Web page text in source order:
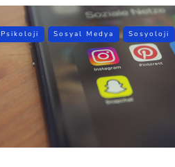
Psikoloji Sosyal Medya Sosyoloji